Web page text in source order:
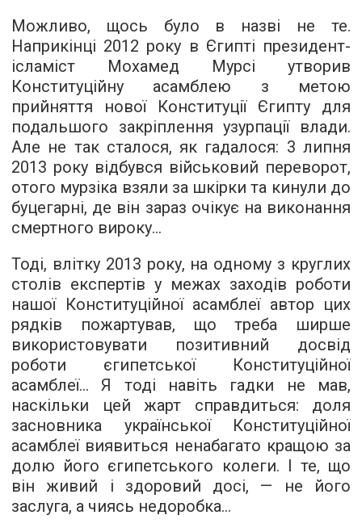
Можливо, щось було в назві не те.
Наприкінці 2012 року в Єгипті президент-
ісламіст Мохамед Мурсі утворив
Конституційну асамблею з метою
прийняття нової Конституції Єгипту для
подальшого закріплення узурпації влади.
Але не так сталося, як гадалося: 3 липня
2013 року відбувся військовий переворот,
отого мурзіка взяли за шкірки та кинули до
буцегарні, де він зараз очікує на виконання
смертного вироку...
Тоді, влітку 2013 року, на одному з круглих
столів експертів у межах заходів роботи
нашої Конституційної асамблеї автор цих
рядків пожартував, що треба ширше
використовувати позитивний досвід
роботи єгипетської Конституційної
асамблеї... Я тоді навіть гадки не мав,
наскільки цей жарт справдиться: доля
засновника української Конституційної
асамблеї виявиться ненабагато кращою за
долю його єгипетського колеги. І те, що
він живий і здоровий досі, — не його
заслуга, а чиясь недоробка...